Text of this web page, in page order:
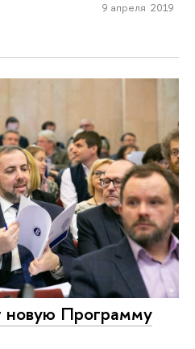
9 апреля 2019
Программу